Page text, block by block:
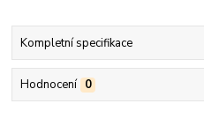
Kompletní specifikace
Hodnocení 0